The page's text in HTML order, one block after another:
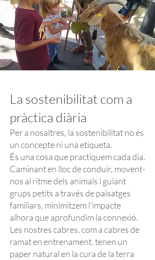
La sostenibilitat com a
pràctica diària
Per a nosaltres, la sostenibilitat no és
un concepte ni una etiqueta.
És una cosa que practiquem cada dia.
Caminant en lloc de conduir, movent-
nos al ritme dels animals i guiant
grups petits a través de paisatges
familiars, minimitzem l'impacte
alhora que aprofundim la connexió.
Les nostres cabres, com a cabres de
ramat en entrenament, tenen un
paper natural en la cura de la terra